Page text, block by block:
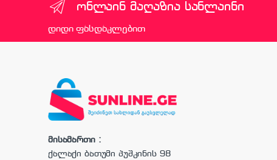
ონლაინ მაღაზია სანლაინი
დიდი ფასდაკლებით
მისამართი :
ქალაქი ბათუმი პუშკინის 98